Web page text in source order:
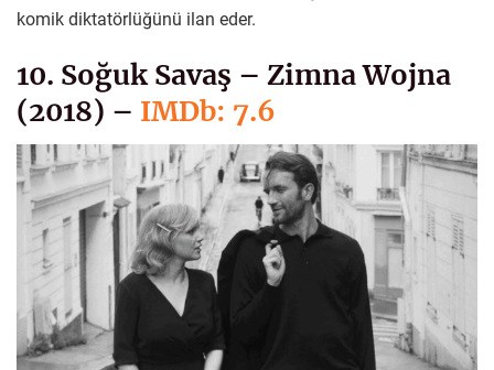
komik diktatörlüğünü ilan eder.
10. Soğuk Savaş – Zimna Wojna
(2018) – IMDb: 7.6